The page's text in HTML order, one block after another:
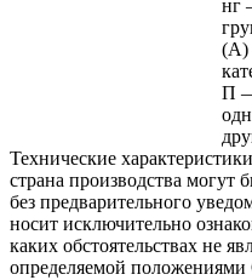
нг
(А)
П
Технические
страна производства могут
без предварительного
носит исключительно
каких обстоятельствах не
определяемой